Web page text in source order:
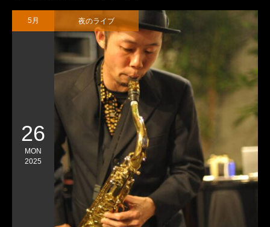
5月
26
MON
2025
夜のライブ